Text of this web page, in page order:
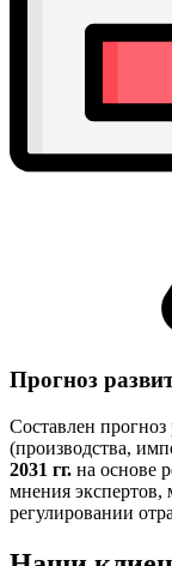
Прогноз
Составлен
(производства,
2031 гг. на основе
мнения экспертов,
регулировании